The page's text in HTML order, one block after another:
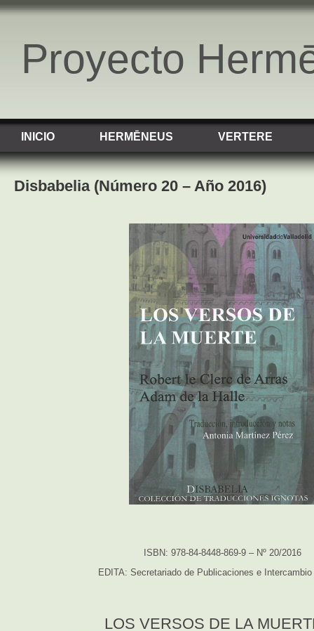
Proyecto
INICIO HERMĒNEUS VERTERE
Disbabelia (Número 20 – Año 2016)
ISBN: 978-84-8448-869-9 – Nº 20/2016
EDITA: Secretariado de Publicaciones e
LOS VERSOS DE LA